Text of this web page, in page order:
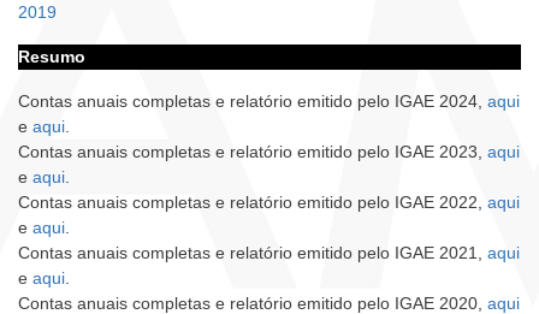
2019
Resumo
Contas anuais completas e relatório emitido pelo IGAE 2024, aqui
e aqui
Contas anuais completas e relatório emitido pelo IGAE 2023, aqui
e aqui
Contas anuais completas e relatório emitido pelo IGAE 2022, aqui
e aqui
Contas anuais completas e relatório emitido pelo IGAE 2021, aqui
e aqui
Contas anuais completas e relatório emitido pelo IGAE 2020, aqui